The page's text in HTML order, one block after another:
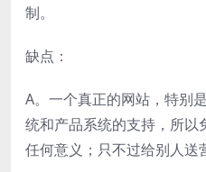
制。
缺点：
A。一个真正的网站，特别
统和产品系统的支持，所
任何意义；只不过给别人送